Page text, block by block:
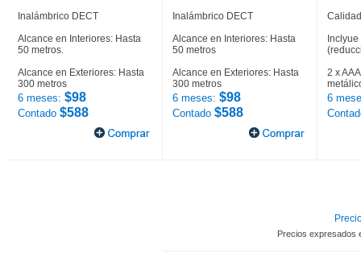
Inalámbrico DECT
Alcance en Interiores: Hasta
50 metros.
Alcance en Exteriores: Hasta
300 metros
6 meses: $98
Contado $588
Inalámbrico DECT
Alcance en Interiores: Hasta
50 metros
Alcance en Exteriores: Hasta
300 metros
6 meses: $98
Contado $588
2 x
6
Precios expresados